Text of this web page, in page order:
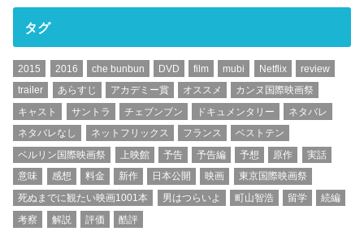
タグ
2015 2016 che bunbun DVD film mubi Netflix
review
trailer
あらすじ アカデミー賞 オススメ
カンヌ国際映画祭
キャスト
サントラ チェブンブン ドキュメンタリー
ネタバレ
ネタバレなし
ネットフリックス フランス
ベストテン
ベルリン国際映画祭
上映館 予告 予告編 予想 原作
実話
意味
感想 料金 新作 日本公開 映画
東京国際映画祭
死ぬまでに観たい映画1001本
男はつらいよ 町山智浩 留学
続編
考察
解説 評価 酷評